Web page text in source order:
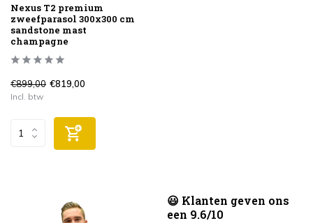
Nexus T2 premium
zweefparasol 300x300 cm
sandstone mast
champagne
€899,00 €819,00
Incl. btw
😃 Klanten geven ons
een 9.6/10